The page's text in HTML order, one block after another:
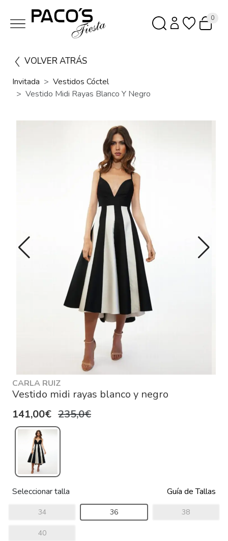
0
VOLVER ATRÁS
Invitada
Vestidos Cóctel
Vestido Midi Rayas Blanco Y Negro
CARLA RUIZ
Vestido midi rayas blanco y negro
141,00€ 235,0€
Seleccionar talla Guía de Tallas
34 36 38
40